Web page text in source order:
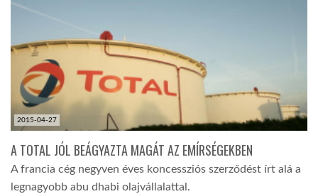
2015-04-27
A TOTAL JÓL BEÁGYAZTA MAGÁT AZ EMÍRSÉGEKBEN
A francia cég negyven éves koncessziós szerződést írt alá a
legnagyobb abu dhabi olajvállalattal.